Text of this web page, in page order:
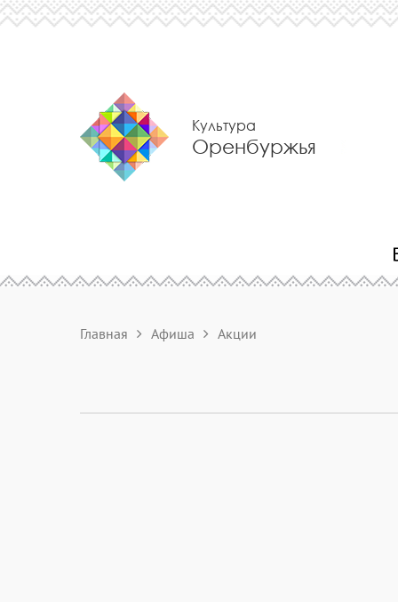
Культура
Оренбуржья
Главная Афиша Акции